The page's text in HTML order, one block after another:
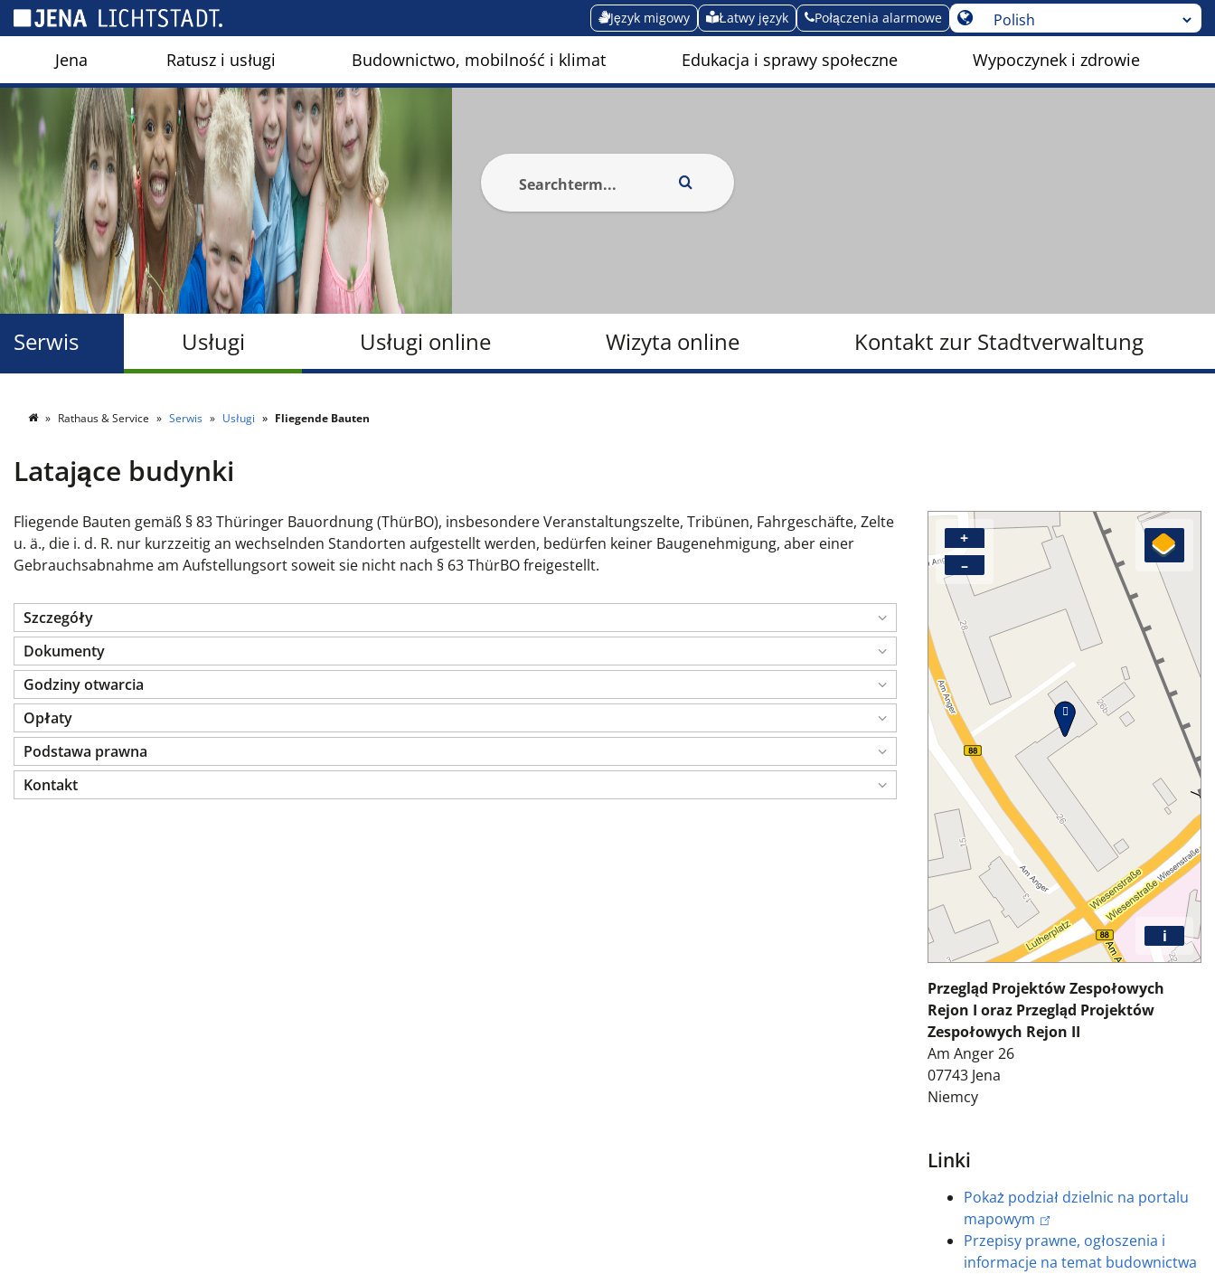
Język migowy Łatwy język Połączenia alarmowe
Jena Ratusz i usługi Budownictwo, mobilność i klimat Edukacja i sprawy społeczne Wypoczynek i zdrowie
Usługi Usługi online Wizyta online Kontakt zur Stadtverwaltung
Serwis
Rathaus & Service Serwis Usługi Fliegende Bauten
Latające budynki
Fliegende Bauten gemäß § 83 Thüringer Bauordnung (ThürBO), insbesondere Veranstaltungszelte, Tribünen, Fahrgeschäfte, Zelte
u. ä., die i. d. R. nur kurzzeitig an wechselnden Standorten aufgestellt werden, bedürfen keiner Baugenehmigung, aber einer
Gebrauchsabnahme am Aufstellungsort soweit sie nicht nach § 63 ThürBO freigestellt.
Szczegóły
Dokumenty
Godziny otwarcia
Opłaty
Podstawa prawna
Kontakt
+
–
i
Przegląd Projektów Zespołowych
Rejon I oraz Przegląd Projektów
Zespołowych Rejon II
Am Anger 26
07743 Jena
Niemcy
Linki
Pokaż podział dzielnic na portalu
mapowym
Przepisy prawne, ogłoszenia i
informacje na temat budownictwa
Panel zarządzania plikami cookies